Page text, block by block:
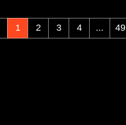
1 2 3 4 ... 49